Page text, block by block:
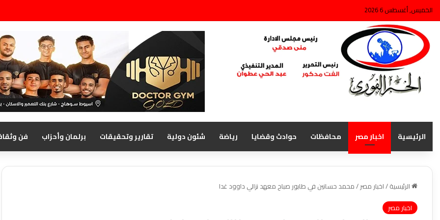
الخميس, أغسطس 6 2026
الرئيسية اخبار مصر محافظات حوادث وقضايا رياضة شئون دولية تقارير وتحقيقات برلمان وأحزاب فن
الرئيسية/اخبار مصر/محمد حسانين في طابور صباح معهد نزالي داوود غدا
اخبار مصر